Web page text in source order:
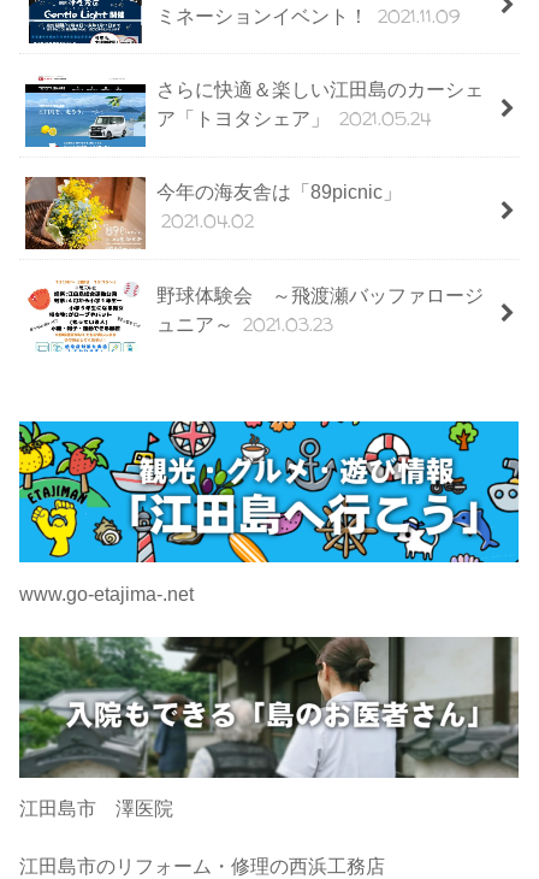
ミネーションイベント！
2021.11.09
さらに快適＆楽しい江田島のカーシェ
ア「トヨタシェア」
2021.05.24
今年の海友舎は「89picnic」
2021.04.02
野球体験会 ～飛渡瀬バッファロージ
ュニア～
2021.03.23
www.go-etajima-.net
江田島市 澤医院
江田島市のリフォーム・修理の西浜工務店